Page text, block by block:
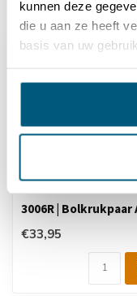
kunnen deze
die u aan ze heeft
basis van uw
Recent bekeken
3006R | Bolkrukpaar
€33,95